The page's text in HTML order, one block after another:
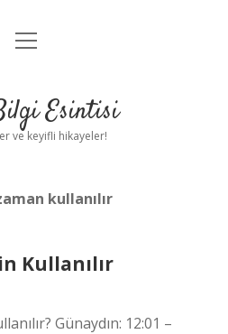
Anasayfa
Uyarı
menüyü
Esintisi
ve keyifli hikayeler!
kullanılır
Kullanılır
Günaydın: 12:01 –